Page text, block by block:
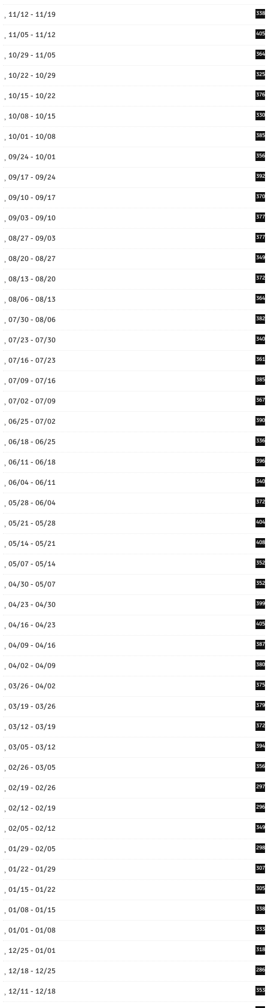
11/12 - 11/19 338
11/05 - 11/12 405
10/29 - 11/05 364
10/22 - 10/29 325
10/15 - 10/22 376
10/08 - 10/15 330
10/01 - 10/08 385
09/24 - 10/01 356
09/17 - 09/24 392
09/10 - 09/17 370
09/03 - 09/10 377
08/27 - 09/03 377
08/20 - 08/27 349
08/13 - 08/20 372
08/06 - 08/13 364
07/30 - 08/06 382
07/23 - 07/30 340
07/16 - 07/23 361
07/09 - 07/16 385
07/02 - 07/09 367
06/25 - 07/02 390
06/18 - 06/25 336
06/11 - 06/18 396
06/04 - 06/11 340
05/28 - 06/04 372
05/21 - 05/28 404
05/14 - 05/21 408
05/07 - 05/14 352
04/30 - 05/07 352
04/23 - 04/30 399
04/16 - 04/23 405
04/09 - 04/16 387
04/02 - 04/09 380
03/26 - 04/02 375
03/19 - 03/26 379
03/12 - 03/19 372
03/05 - 03/12 394
02/26 - 03/05 356
02/19 - 02/26 297
02/12 - 02/19 296
02/05 - 02/12 349
01/29 - 02/05 298
01/22 - 01/29 307
01/15 - 01/22 305
01/08 - 01/15 338
01/01 - 01/08 333
12/25 - 01/01 318
12/18 - 12/25 286
12/11 - 12/18 353